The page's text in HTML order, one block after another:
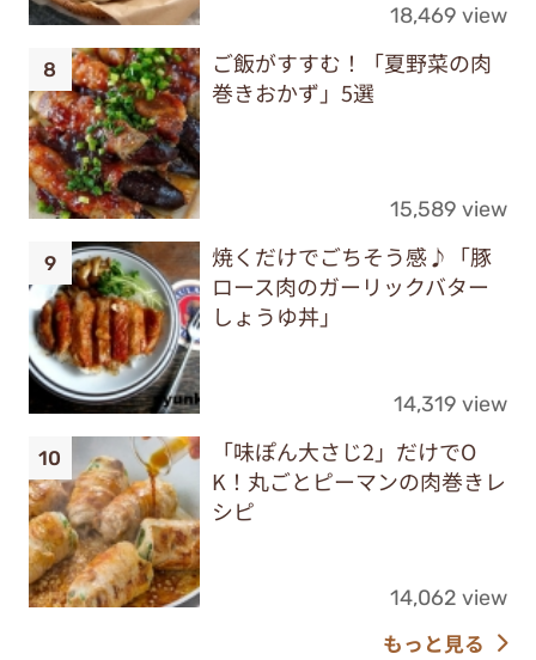
18,469 view
ご飯がすすむ！「夏野菜の肉
巻きおかず」5選
15,589 view
焼くだけでごちそう感♪「豚
ロース肉のガーリックバター
しょうゆ丼」
14,319 view
「味ぽん大さじ2」だけでO
K！丸ごとピーマンの肉巻きレ
シピ
14,062 view
もっと見る